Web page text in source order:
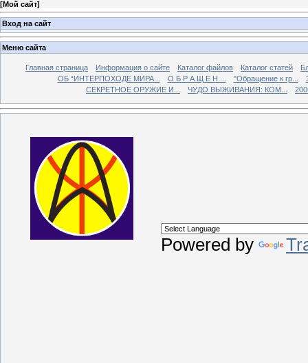
[Мой сайт]
Вход на сайт
Меню сайта
Главная страница Информация о сайте Каталог файлов Каталог статей
ОБ “ИНТЕРПОХОДЕ МИРА...
О Б Р А Щ Е Н ... "Обращение к гр...
СЕКРЕТНОЕ ОРУЖИЕ И...
ЧУДО ВЫЖИВАНИЯ: КОМ...
Powered by